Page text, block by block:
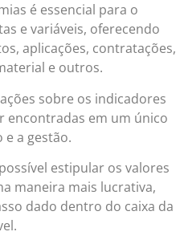
é essencial para o
e variáveis, oferecendo
aplicações, contratações,
e outros.
sobre os indicadores
encontradas em um único
e a gestão.
estipular os valores
maneira mais lucrativa,
dado dentro do caixa da